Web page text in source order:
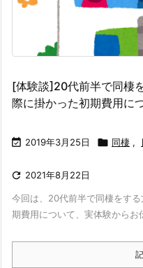
[体験談]20代前半で同棲
際に掛かった初期費用に
 2019年3月25日  同棲 ,
 2021年8月22日
今回は、20代前半で同棲をす
期費用について、実体験からお